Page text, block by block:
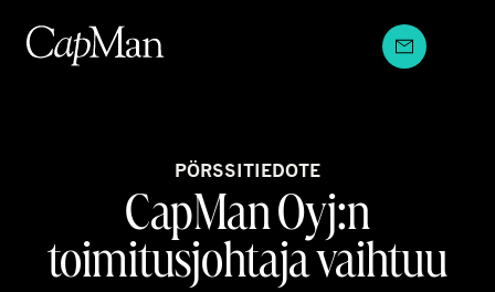
sisältöön
PÖRSSITIEDOTE
CapMan Oyj:n
toimitusjohtaja vaihtuu